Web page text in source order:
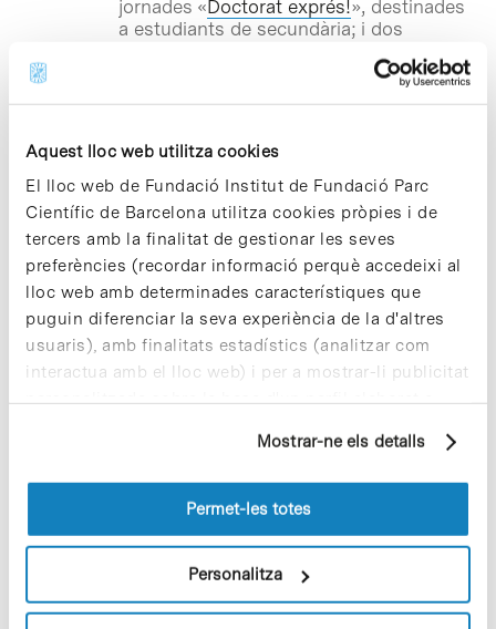
Aquest lloc web utilitza cookies
El lloc web de Fundació Institut de Fundació Parc
Científic de Barcelona utilitza cookies pròpies i de
tercers amb la finalitat de gestionar les seves
preferències (recordar informació perquè accedeixi al
lloc web amb determinades característiques que
puguin diferenciar la seva experiència de la d'altres
usuaris), amb finalitats estadístics (analitzar com
interactua amb el lloc web) i per a mostrar-li publicitat
personalitzada sobre la base d'un perfil elaborat a
pàgines visitades). Per a obtenir més informació sobre
les cookies pot consultar laPolítica de cookiesdel
Mostrar-ne els detalls
Permet-les totes
Personalitza
jornades «Doctorat exprés!», destinades
a estudiants de secundària; i dos
joves en el marc del programa «Recerca
». Totes les activitats compten
per a la Ciència i la Tecnologia (FECYT)
del Ministeri d’Economia i
Competitivitat; de l’Institut de Cultura
de Barcelona de l’Ajuntament de
Barcelona; i de la Fundació Catalunya –
La Pedrera.
La Responsabilitat Social
Corporativa des de la
perspectiva de la direcció
estratègica de l’empresa
Notícies
d’Economia i Societat (CIES)
al Parc Científic de Barcelona (PCB),
Responsabilitat Social Corporativa
(RSC) amb motiu de l’inici de curs de la